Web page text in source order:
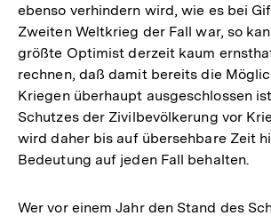
ebenso verhindern wird, wie es bei
Zweiten Weltkrieg der Fall war, so
größte Optimist derzeit kaum
rechnen, daß damit bereits die
Kriegen überhaupt ausgeschlossen
Schutzes der Zivilbevölkerung vor
wird daher bis auf übersehbare Zeit
Bedeutung auf jeden Fall behalten.
Wer vor einem Jahr den Stand des